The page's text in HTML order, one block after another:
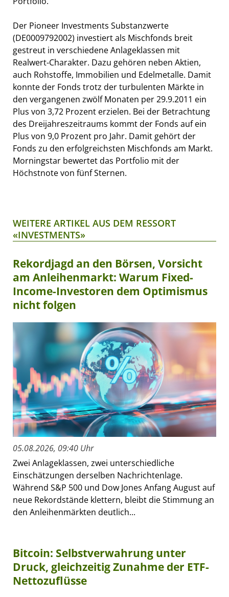
Der Pioneer Investments Substanzwerte
(DE0009792002) investiert als Mischfonds breit
gestreut in verschiedene Anlageklassen mit
Realwert-Charakter. Dazu gehören neben Aktien,
auch Rohstoffe, Immobilien und Edelmetalle. Damit
konnte der Fonds trotz der turbulenten Märkte in
den vergangenen zwölf Monaten per 29.9.2011 ein
Plus von 3,72 Prozent erzielen. Bei der Betrachtung
des Dreijahreszeitraums kommt der Fonds auf ein
Plus von 9,0 Prozent pro Jahr. Damit gehört der
Fonds zu den erfolgreichsten Mischfonds am Markt.
Morningstar bewertet das Portfolio mit der
Höchstnote von fünf Sternen.
WEITERE ARTIKEL AUS DEM RESSORT
«INVESTMENTS»
Rekordjagd an den Börsen, Vorsicht
am Anleihenmarkt: Warum Fixed-
Income-Investoren dem Optimismus
nicht folgen
05.08.2026, 09:40 Uhr
Zwei Anlageklassen, zwei unterschiedliche
Einschätzungen derselben Nachrichtenlage.
Während S&P 500 und Dow Jones Anfang August auf
neue Rekordstände klettern, bleibt die Stimmung an
den Anleihenmärkten deutlich...
Bitcoin: Selbstverwahrung unter
Druck, gleichzeitig Zunahme der ETF-
Nettozuflüsse